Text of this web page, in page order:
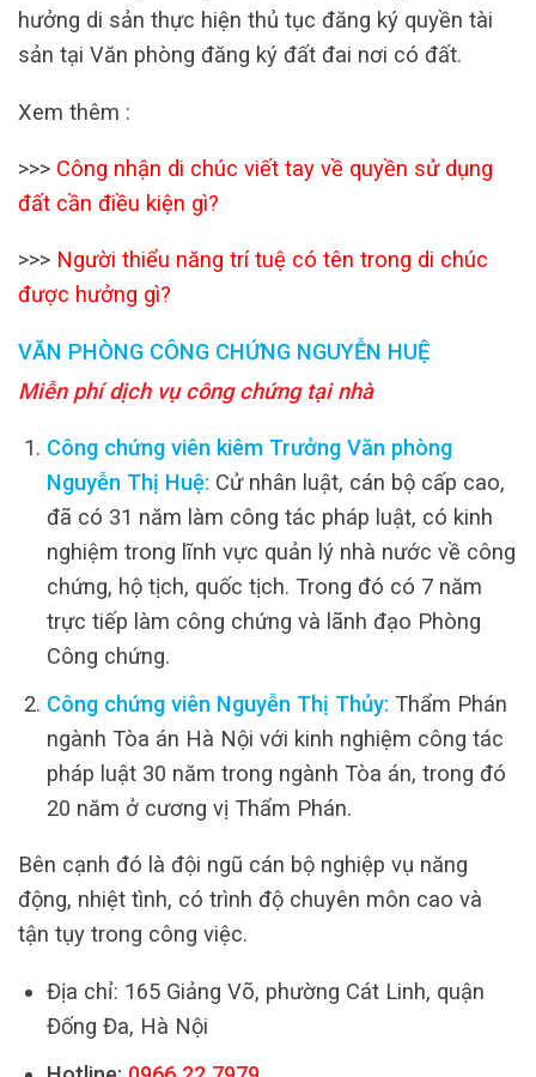
hưởng di sản thực hiện thủ tục đăng ký quyền tài
sản tại Văn phòng đăng ký đất đai nơi có đất.
Xem thêm :
>>> Công nhận di chúc viết tay về quyền sử dụng
đất cần điều kiện gì?
>>> Người thiểu năng trí tuệ có tên trong di chúc
được hưởng gì?
VĂN PHÒNG CÔNG CHỨNG NGUYỄN HUỆ
Miễn phí dịch vụ công chứng tại nhà
Công chứng viên kiêm Trưởng Văn phòng
Nguyễn Thị Huệ: Cử nhân luật, cán bộ cấp cao,
đã có 31 năm làm công tác pháp luật, có kinh
nghiệm trong lĩnh vực quản lý nhà nước về công
chứng, hộ tịch, quốc tịch. Trong đó có 7 năm
trực tiếp làm công chứng và lãnh đạo Phòng
Công chứng.
Công chứng viên Nguyễn Thị Thủy: Thẩm Phán
ngành Tòa án Hà Nội với kinh nghiệm công tác
pháp luật 30 năm trong ngành Tòa án, trong đó
20 năm ở cương vị Thẩm Phán.
Bên cạnh đó là đội ngũ cán bộ nghiệp vụ năng
động, nhiệt tình, có trình độ chuyên môn cao và
tận tụy trong công việc.
Địa chỉ: 165 Giảng Võ, phường Cát Linh, quận
Đống Đa, Hà Nội